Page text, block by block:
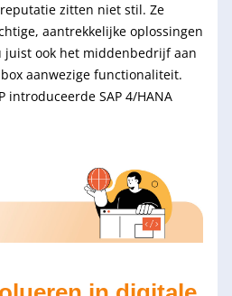
zitten niet stil. Ze
aantrekkelijke oplossingen
juist ook het middenbedrijf aan
aanwezige functionaliteit.
introduceerde SAP 4/HANA